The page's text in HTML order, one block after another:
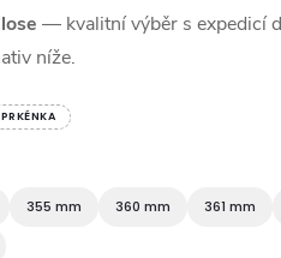
— kvalitní výběr s expedicí
níže.
355 mm 360 mm 361 mm